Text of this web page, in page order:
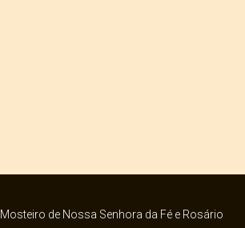
Mosteiro de Nossa Senhora da Fé e Rosário